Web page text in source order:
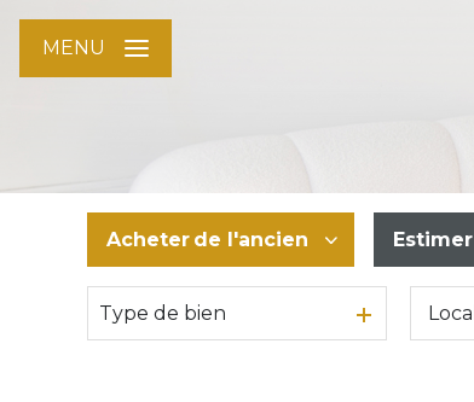
MENU
Acheter de l'ancien
De l'ancien
Estimer
Type de bien